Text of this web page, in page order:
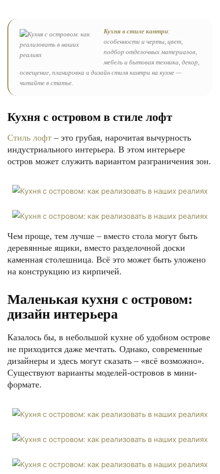
Кухня в стиле кантри:
особенности и черты, цвет,
подбор отделочных материалов,
мебель и бытовая техника, декор,
освещение, планировка и дизайн стиля кантри на кухне —
читайте в статье.
Кухня с островом в стиле лофт
Стиль лофт – это грубая, нарочитая вычурность
индустриального интерьера. В этом интерьере
остров может служить вариантом разграничения зон.
Чем проще, тем лучше – вместо стола могут быть
деревянные ящики, вместо разделочной доски
каменная столешница. Всё это может быть уложено
на конструкцию из кирпичей.
Маленькая кухня с островом:
дизайн интерьера
Казалось бы, в небольшой кухне об удобном острове
не приходится даже мечтать. Однако, современные
дизайнеры и здесь могут сказать – «всё возможно».
Существуют варианты моделей-островов в мини-
формате.